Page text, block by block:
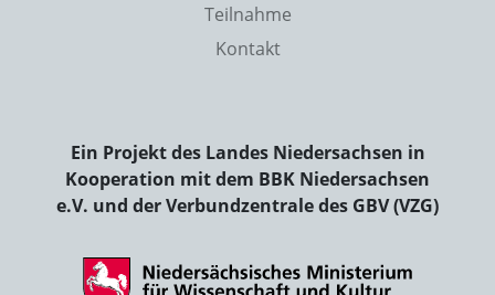
Teilnahme
Kontakt
Ein Projekt des Landes Niedersachsen in
Kooperation mit dem BBK Niedersachsen
e.V. und der Verbundzentrale des GBV (VZG)